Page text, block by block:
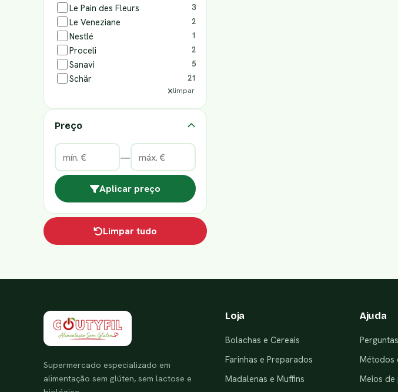
Le Pain des Fleurs 3
Le Veneziane 2
Nestlé 1
Proceli 2
Sanavi 5
Schär 21
limpar
Preço
—
Aplicar preço
Limpar tudo
Supermercado especializado em
alimentação sem glúten, sem lactose e
Loja
Bolachas e Cereais
Farinhas e Preparados
Madalenas e Muffins
Ajuda
Métodos
Meios de